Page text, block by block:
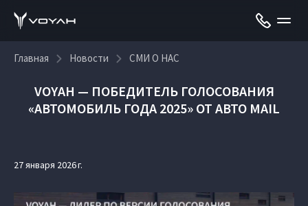
Главная Новости СМИ О НАС
VOYAH — ПОБЕДИТЕЛЬ ГОЛОСОВАНИЯ
«АВТОМОБИЛЬ ГОДА 2025» ОТ АВТО MAIL
27 января 2026 г.